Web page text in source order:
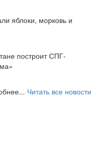
яблоки, морковь и
построит СПГ-
Читать все новости